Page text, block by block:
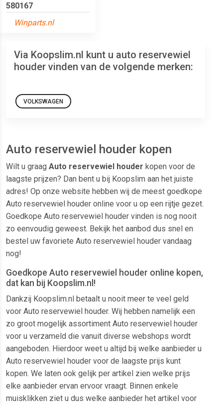
580167
Winparts.nl
Via Koopslim.nl kunt u auto reservewiel
houder vinden van de volgende merken:
VOLKSWAGEN
Auto reservewiel houder kopen
Wilt u graag Auto reservewiel houder kopen voor de
laagste prijzen? Dan bent u bij Koopslim aan het juiste
adres! Op onze website hebben wij de meest goedkope
Auto reservewiel houder online voor u op een rijtje gezet.
Goedkope Auto reservewiel houder vinden is nog nooit
zo eenvoudig geweest. Bekijk het aanbod dus snel en
bestel uw favoriete Auto reservewiel houder vandaag
nog!
Goedkope Auto reservewiel houder online kopen,
dat kan bij Koopslim.nl!
Dankzij Koopslim.nl betaalt u nooit meer te veel geld
voor Auto reservewiel houder. Wij hebben namelijk een
zo groot mogelijk assortiment Auto reservewiel houder
voor u verzameld die vanuit diverse webshops wordt
aangeboden. Hierdoor weet u altijd bij welke aanbieder u
Auto reservewiel houder voor de laagste prijs kunt
kopen. We laten ook gelijk per artikel zien welke prijs
elke aanbieder ervan ervoor vraagt. Binnen enkele
muisklikken ziet u dus welke aanbieder het artikel voor